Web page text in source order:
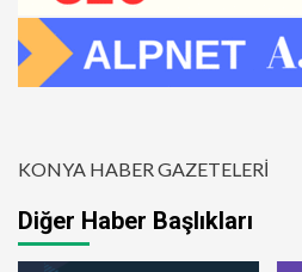
KONYA HABER GAZETELERİ
Diğer Haber Başlıkları